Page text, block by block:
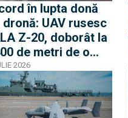
în lupta donă
dronă: UAV rusesc
Z-20, doborât la
de metri de o
interceptoare a
Ce dezvăluie
pentru
clasică
2026